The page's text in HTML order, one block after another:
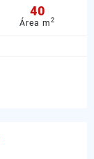
40
Área m2